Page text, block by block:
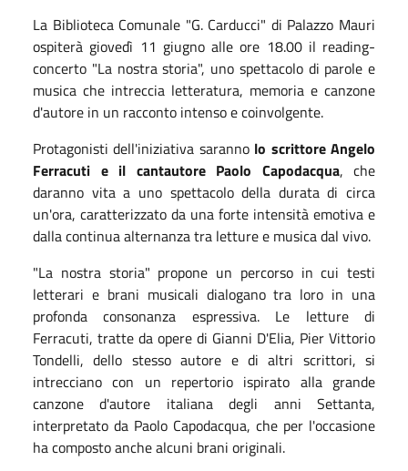
La Biblioteca Comunale "G. Carducci" di Palazzo Mauri
ospiterà giovedì 11 giugno alle ore 18.00 il reading-
concerto "La nostra storia", uno spettacolo di parole e
musica che intreccia letteratura, memoria e canzone
d'autore in un racconto intenso e coinvolgente.
Protagonisti dell'iniziativa sarannolo scrittore Angelo
Ferracuti e il cantautore Paolo Capodacqua, che
daranno vita a uno spettacolo della durata di circa
un'ora, caratterizzato da una forte intensità emotiva e
dalla continua alternanza tra letture e musica dal vivo.
"La nostra storia" propone un percorso in cui testi
letterari e brani musicali dialogano tra loro in una
profonda consonanza espressiva. Le letture di
Ferracuti, tratte da opere di Gianni D'Elia, Pier Vittorio
Tondelli, dello stesso autore e di altri scrittori, si
intrecciano con un repertorio ispirato alla grande
canzone d'autore italiana degli anni Settanta,
interpretato da Paolo Capodacqua, che per l'occasione
ha composto anche alcuni brani originali.